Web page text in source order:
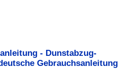
- Dunstabzug-
Gebrauchsanleitung